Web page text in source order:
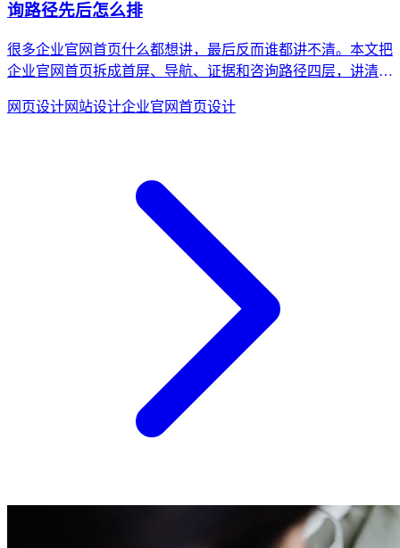
询路径先后怎么排
很多企业官网首页什么都想讲，最后反而谁都讲不清。本文把
企业官网首页拆成首屏、导航、证据和咨询路径四层，讲清首
网页设计网站设计企业官网首页设计